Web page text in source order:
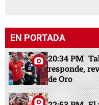
EN PORTADA
20:34 PM
responde,
de Oro